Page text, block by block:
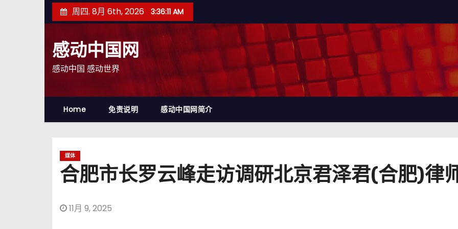
至
周四. 8月 6th, 2026 3:36:12 AM
感动中国网
感动中国 感动世界
Home 免责说明 感动中国网简介
媒体
合肥市长罗云峰走访调研北京君泽君(合肥)律
11月 9, 2025